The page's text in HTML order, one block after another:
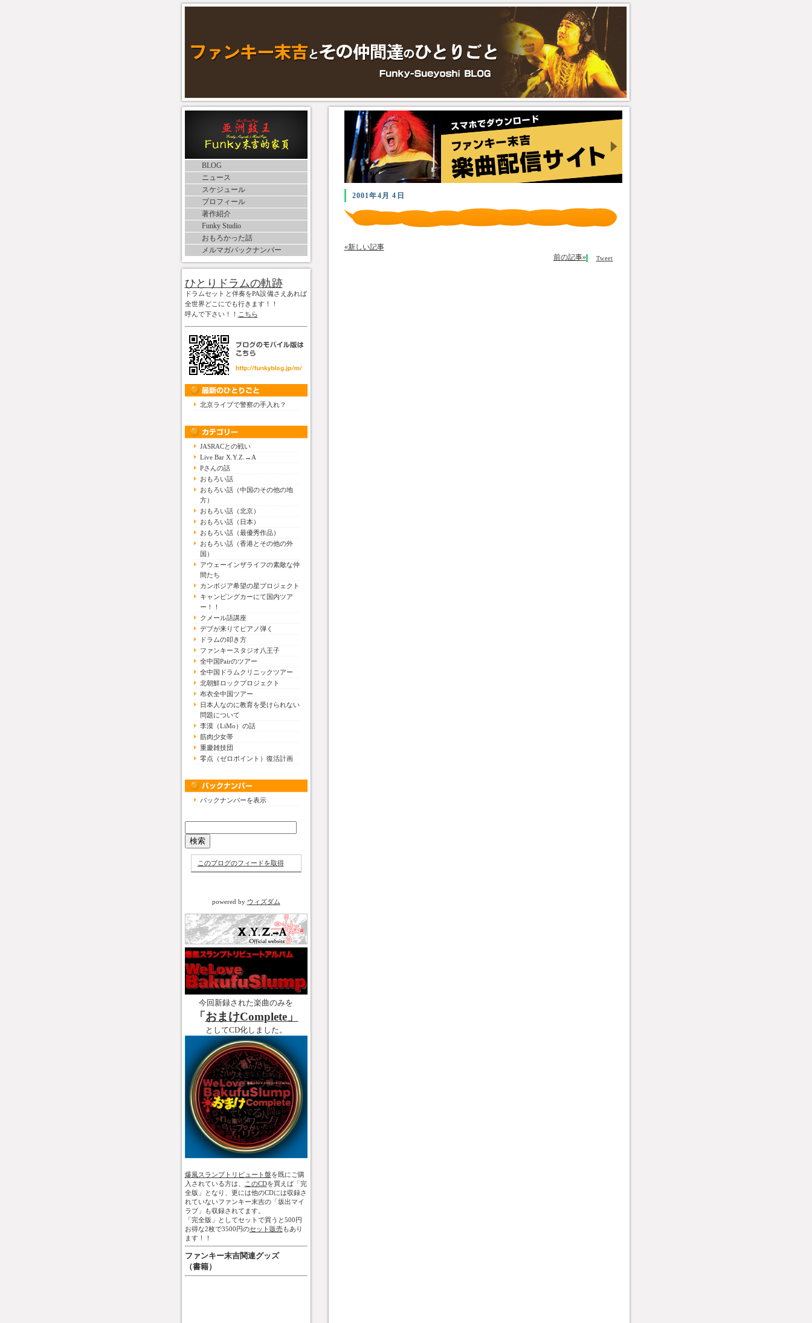
BLOG
ニュース
スケジュール
プロフィール
著作紹介
Funky Studio
おもろかった話
メルマガバックナンバー
ひとりドラムの軌跡
ドラムセットと伴奏をPA設備さえあれば
全世界どこにでも行きます！！
呼んで下さい！！ こちら
北京ライブで警察の手入れ？
JASRACとの戦い
Live Bar X.Y.Z.→A
Pさんの話
おもろい話
おもろい話（中国のその他の地
方）
おもろい話（北京）
おもろい話（日本）
おもろい話（最優秀作品）
おもろい話（香港とその他の外
国）
アウェーインザライフの素敵な仲
間たち
カンボジア希望の星プロジェクト
キャンピングカーにて国内ツア
ー！！
クメール語講座
デブが来りてピアノ弾く
ドラムの叩き方
ファンキースタジオ八王子
全中国Pairのツアー
全中国ドラムクリニックツアー
北朝鮮ロックプロジェクト
布衣全中国ツアー
日本人なのに教育を受けられない
問題について
李漠（LiMo）の話
筋肉少女帯
重慶雑技団
零点（ゼロポイント）復活計画
バックナンバーを表示
このブログのフィードを取得
powered by ウィズダム
今回新録された楽曲のみを
「おまけComplete」
としてCD化しました。
爆風スランプトリビュート盤を既にご購
入されている方は、
このCDを買えば「完
全版」となり、更には他のCDには収録さ
れていないファンキー末吉の「坂出マイ
ラブ」も収録されてます。
「完全版」としてセットで買うと500円
お得な2枚で3500円のセット販売もあり
ます！！
ファンキー末吉関連グッズ
（書籍）
2001年4月 4日
Tweet
«新しい記事
前の記事»